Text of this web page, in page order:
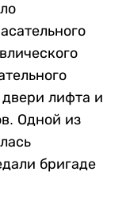
лифта и
Одной из
бригаде